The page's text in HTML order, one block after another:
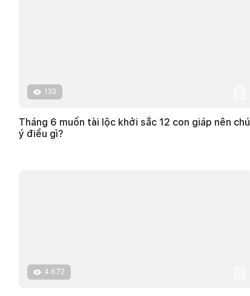
133
Tháng 6 muốn tài lộc khởi sắc 12 con giáp nên chú
ý điều gì?
4.672